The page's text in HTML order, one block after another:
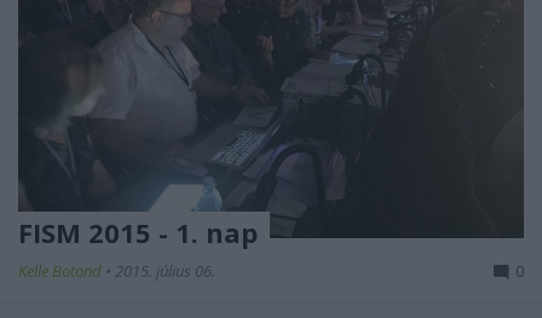
FISM 2015 - 1. nap
Kelle Botond • 2015. július 06. 0